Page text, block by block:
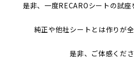
是非、一度RECAROシートの試座
純正や他社シートとは作りが
是非、ご体感くださ